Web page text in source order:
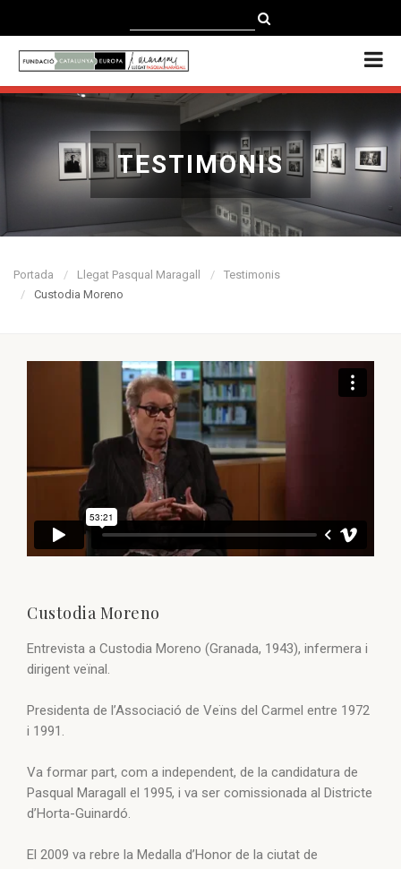
ENGLISH
TESTIMONIS
Portada Llegat Pasqual Maragall
Testimonis
Custodia Moreno
Custodia Moreno
Entrevista a Custodia Moreno (Granada, 1943), infermera i
dirigent veïnal.
Presidenta de l’Associació de Veïns del Carmel entre 1972
i 1991.
Va formar part, com a independent, de la candidatura de
Pasqual Maragall el 1995, i va ser comissionada al Districte
d’Horta-Guinardó.
El 2009 va rebre la Medalla d’Honor de la ciutat de